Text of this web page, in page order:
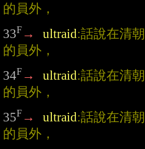
的員外，
33F → ultraid:話說在清
的員外，
34F → ultraid:話說在清
的員外，
35F → ultraid:話說在清
的員外，